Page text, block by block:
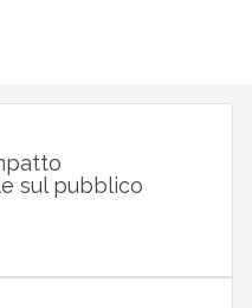
sul pubblico